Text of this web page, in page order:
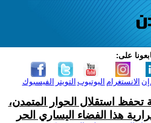
على:
الفيسبوك التويتر اليوتيوب الانستغرام
تحفظ استقلال الحوار المتمدن،
هذا الفضاء اليساري الحر